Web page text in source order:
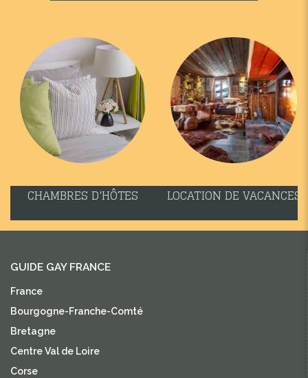
CHAMBRES D'HÔTES LOCATION DE VACANCES
GUIDE GAY FRANCE
France
Bourgogne-Franche-Comté
Bretagne
Centre Val de Loire
Corse